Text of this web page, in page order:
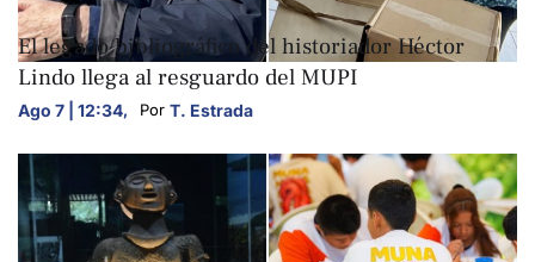
ARTE Y CULTURA
El legado bibliográfico del historiador Héctor
Lindo llega al resguardo del MUPI
Ago 7 | 12:34, Por T. Estrada